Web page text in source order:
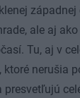
ale aj
Tu, aj v
ktoré nerušia
presvetľujú